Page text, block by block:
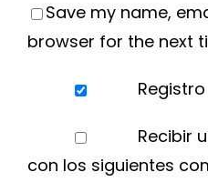
Save my name,
browser for the next
Recibir
con los siguientes